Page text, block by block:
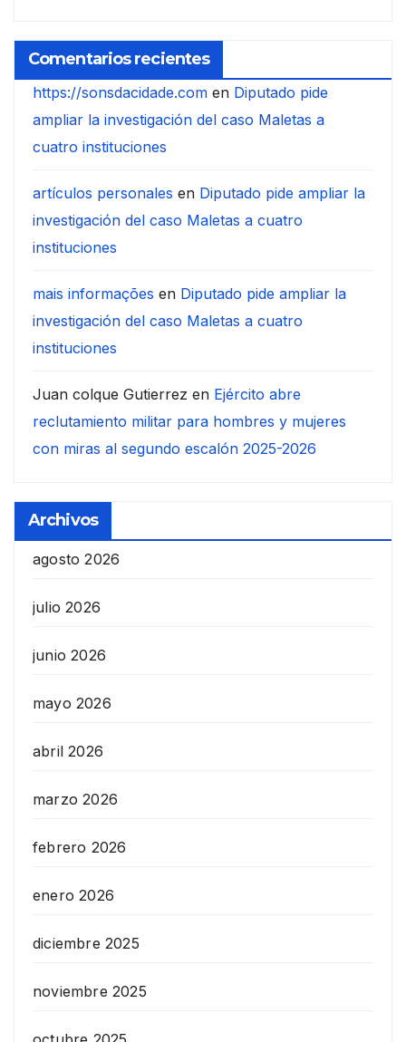
Comentarios recientes
https://sonsdacidade.com en Diputado pide
ampliar la investigación del caso Maletas a
cuatro instituciones
artículos personales en Diputado pide ampliar la
investigación del caso Maletas a cuatro
instituciones
mais informações en Diputado pide ampliar la
investigación del caso Maletas a cuatro
instituciones
Juan colque Gutierrez en Ejército abre
reclutamiento militar para hombres y mujeres
con miras al segundo escalón 2025-2026
Archivos
agosto 2026
julio 2026
junio 2026
mayo 2026
abril 2026
marzo 2026
febrero 2026
enero 2026
diciembre 2025
noviembre 2025